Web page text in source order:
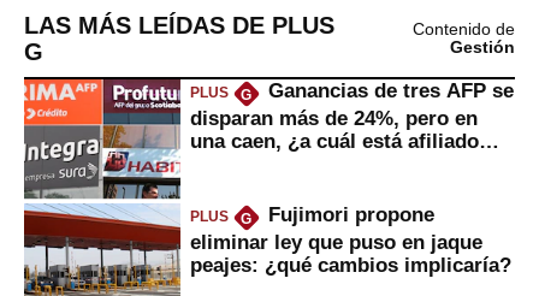
LAS MÁS LEÍDAS DE PLUS
G
Contenido de
Gestión
PLUS G
Ganancias de tres AFP se
disparan más de 24%, pero en
una caen, ¿a cuál está afiliado
PLUS G
Fujimori propone
eliminar ley que puso en jaque
peajes: ¿qué cambios implicaría?